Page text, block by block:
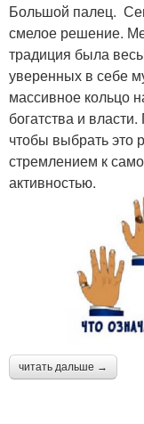
Большой палец.
смелое решение.
традиция была
уверенных в себе
массивное кольцо
богатства и
чтобы выбрать это
стремлением к
активностью.
читать дальше →